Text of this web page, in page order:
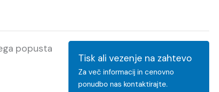
popusta
Tisk ali vezenje na zahtevo
Za več informacij in cenovno
ponudbo nas kontaktirajte.